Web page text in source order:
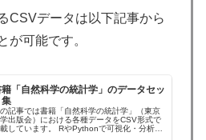
CSVデータは以下記事から
が可能です。
「自然科学の統計学」のデータセッ
集
の記事では書籍「自然科学の統計学」（東京
出版会）における各種データをCSV形式で
しています。 RやPythonで可視化・分析し